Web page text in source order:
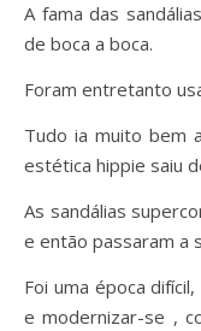
A fama das
de boca a boca.
Foram entretanto
Tudo ia muito bem
estética hippie saiu
As sandálias
e então passaram a
Foi uma época
e modernizar-se ,